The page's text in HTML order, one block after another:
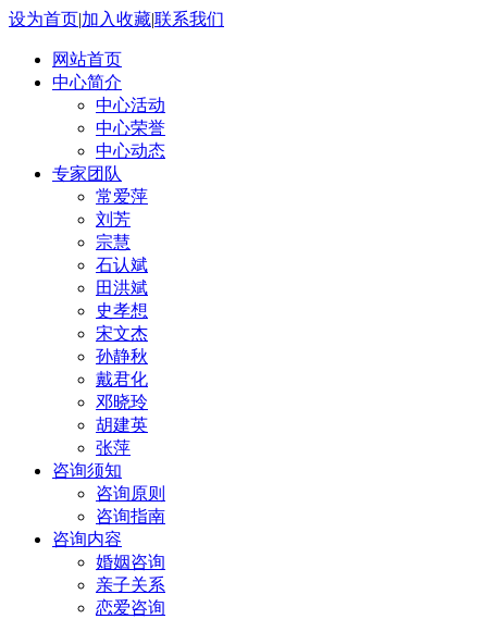
设为首页|加入收藏|联系我们
网站首页
中心简介
中心活动
中心荣誉
中心动态
专家团队
常爱萍
刘芳
宗慧
石认斌
田洪斌
史孝想
宋文杰
孙静秋
戴君化
邓晓玲
胡建英
张萍
咨询须知
咨询原则
咨询指南
咨询内容
婚姻咨询
亲子关系
恋爱咨询